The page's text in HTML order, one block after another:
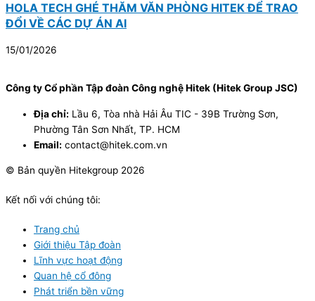
HOLA TECH GHÉ THĂM VĂN PHÒNG HITEK ĐỂ TRAO
ĐỔI VỀ CÁC DỰ ÁN AI
15/01/2026
Công ty Cổ phần Tập đoàn Công nghệ Hitek (Hitek Group JSC)
Địa chỉ: Lầu 6, Tòa nhà Hải Âu TIC - 39B Trường Sơn,
Phường Tân Sơn Nhất, TP. HCM
Email: contact@hitek.com.vn
© Bản quyền Hitekgroup 2026
Kết nối với chúng tôi:
Trang chủ
Giới thiệu Tập đoàn
Lĩnh vực hoạt động
Quan hệ cổ đông
Phát triển bền vững